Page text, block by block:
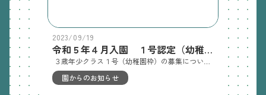
2023/09/19
令和５年４月入園 １号認定（幼稚園）の募集を中止します
園からのお知らせ